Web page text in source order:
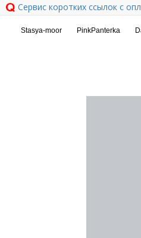
Сервис коротких ссылок с